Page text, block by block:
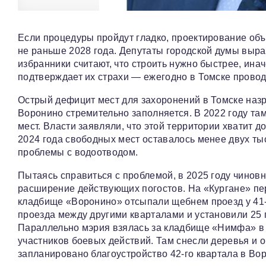
Если процедуры пройдут гладко, проектирование
не раньше 2028 года. Депутаты городской думы
избранники считают, что строить нужно быстрее,
подтверждает их страхи — ежегодно в Томске
Острый дефицит мест для захоронений в Томске
Воронино стремительно заполняется. В 2022 году
мест. Власти заявляли, что этой территории хватит
2024 года свободных мест оставалось менее двух
проблемы с водоотводом.
Пытаясь справиться с проблемой, в 2025 году
расширение действующих погостов. На «Кургане»
кладбище «Воронино» отсыпали щебнем проезд у
проезда между другими кварталами и установили
Параллельно мэрия взялась за кладбище «Нимфа» в
участников боевых действий. Там снесли деревья и
запланировано благоустройство 42-го квартала в